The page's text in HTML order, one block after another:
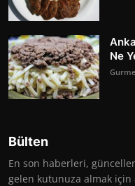
Ne
Gurme
Bülten
En son haberleri,
gelen kutunuza almak için